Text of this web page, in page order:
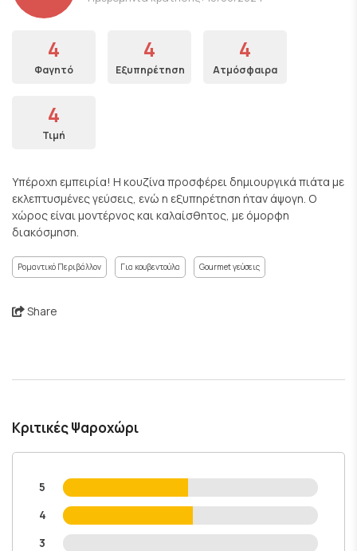
4
Φαγητό
4
Εξυπηρέτηση
4
Ατμόσφαιρα
4
Τιμή
Υπέροχη εμπειρία! Η κουζίνα προσφέρει δημιουργικά πιάτα με
εκλεπτυσμένες γεύσεις, ενώ η εξυπηρέτηση ήταν άψογη. Ο
χώρος είναι μοντέρνος και καλαίσθητος, με όμορφη
διακόσμηση.
Ρομαντικό Περιβάλλον Για κουβεντούλα Gourmet γεύσεις
Share
Κριτικές Ψαροχώρι
5
4
3